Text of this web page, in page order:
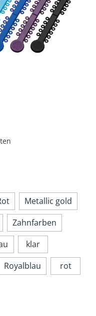
Metallic gold
Zahnfarben
klar
Royalblau
rot